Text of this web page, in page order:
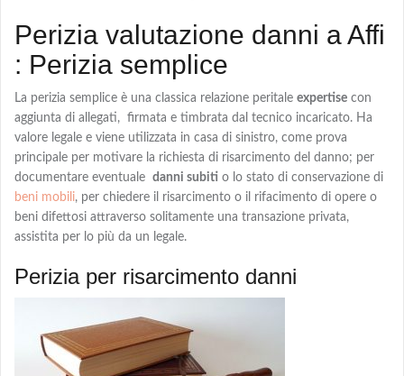
Perizia valutazione danni a Affi
: Perizia semplice
La perizia semplice è una classica relazione peritale expertise con
aggiunta di allegati, firmata e timbrata dal tecnico incaricato. Ha
valore legale e viene utilizzata in casa di sinistro, come prova
principale per motivare la richiesta di risarcimento del danno; per
documentare eventuale danni subiti o lo stato di conservazione di
beni mobili, per chiedere il risarcimento o il rifacimento di opere o
beni difettosi attraverso solitamente una transazione privata,
assistita per lo più da un legale.
Perizia per risarcimento danni